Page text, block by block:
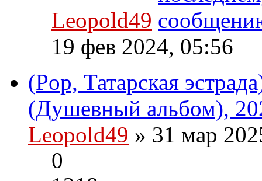
Leopold49
19 фев 2024, 05:56
(Pop, Татарская
(Душевный альбом),
Leopold49 » 31 мар
0